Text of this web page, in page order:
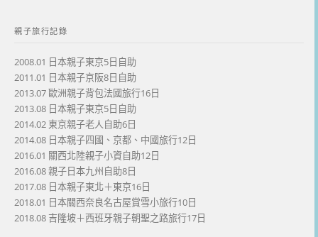
親子旅行記錄
2008.01 日本親子東京5日自助
2011.01 日本親子京阪8日自助
2013.07 歐洲親子背包法國旅行16日
2013.08 日本親子東京5日自助
2014.02 東京親子老人自助6日
2014.08 日本親子四國、京都、中國旅行12日
2016.01 關西北陸親子小資自助12日
2016.08 親子日本九州自助8日
2017.08 日本親子東北＋東京16日
2018.01 日本關西奈良名古屋賞雪小旅行10日
2018.08 吉隆坡＋西班牙親子朝聖之路旅行17日